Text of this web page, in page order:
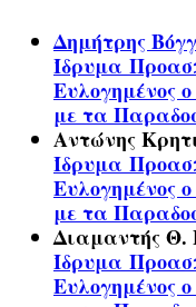
Δημήτρης
Ίδρυμα
Ευλογημένος
με τα
Αντώνης
Ίδρυμα
Ευλογημένος
με τα
Διαμαντής Θ.
Ίδρυμα
Ευλογημένος